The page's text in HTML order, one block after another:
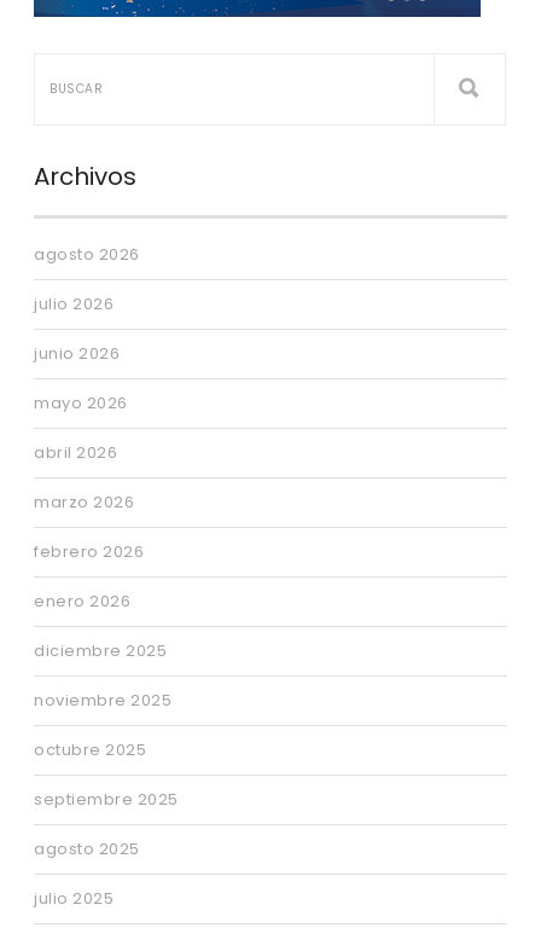
Archivos
agosto 2026
julio 2026
junio 2026
mayo 2026
abril 2026
marzo 2026
febrero 2026
enero 2026
diciembre 2025
noviembre 2025
octubre 2025
septiembre 2025
agosto 2025
julio 2025